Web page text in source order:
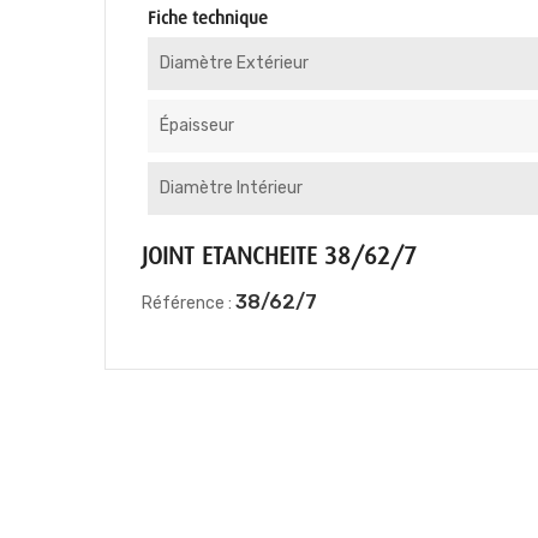
Fiche technique
Diamètre Extérieur
Épaisseur
Diamètre Intérieur
JOINT ETANCHEITE 38/62/7
Référence : 38/62/7